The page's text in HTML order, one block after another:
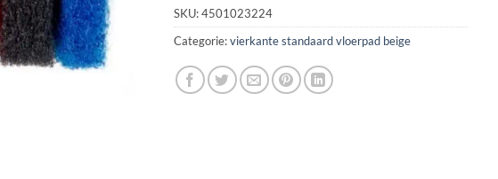
SKU:4501023224
Categorie:vierkante standaard vloerpad beige